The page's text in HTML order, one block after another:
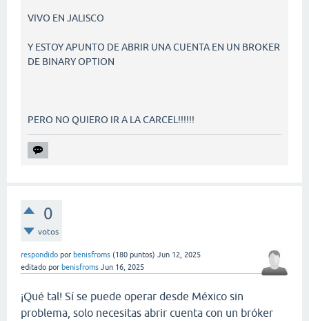
VIVO EN JALISCO
Y ESTOY APUNTO DE ABRIR UNA CUENTA EN UN BROKER
DE BINARY OPTION
PERO NO QUIERO IR A LA CARCEL!!!!!!
0
votos
respondido por benisfroms (180 puntos) Jun 12, 2025
editado por benisfroms Jun 16, 2025
¡Qué tal! Sí se puede operar desde México sin
problema, solo necesitas abrir cuenta con un bróker